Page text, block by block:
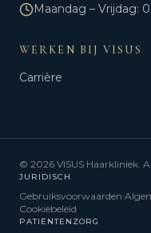
Maandag – Vrijdag:
WERKEN BIJ VISUS
Carrière
© 2026 VISUS Haarkliniek.
JURIDISCH
Gebruiksvoorwaarden·
Cookiebeleid
PATIËNTENZORG